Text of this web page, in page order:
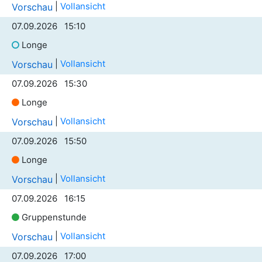
Vorschau
Vollansicht
07.09.2026 15:10
Longe
Vorschau
Vollansicht
07.09.2026 15:30
Longe
Vorschau
Vollansicht
07.09.2026 15:50
Longe
Vorschau
Vollansicht
07.09.2026 16:15
Gruppenstunde
Vorschau
Vollansicht
07.09.2026 17:00